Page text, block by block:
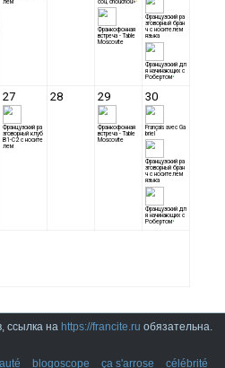
ссылка на https://francite.ru обязательна.
blogoscope ça s'arrose célébrité